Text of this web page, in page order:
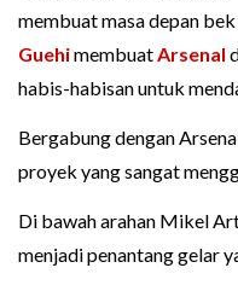
membuat masa depan
GuehimembuatArsenal
habis-habisan untuk
Bergabung dengan
proyek yang sangat
Di bawah arahan Mikel
menjadi penantang gelar